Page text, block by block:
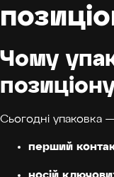
Чому
Сьогодні упаковка
перший
носій